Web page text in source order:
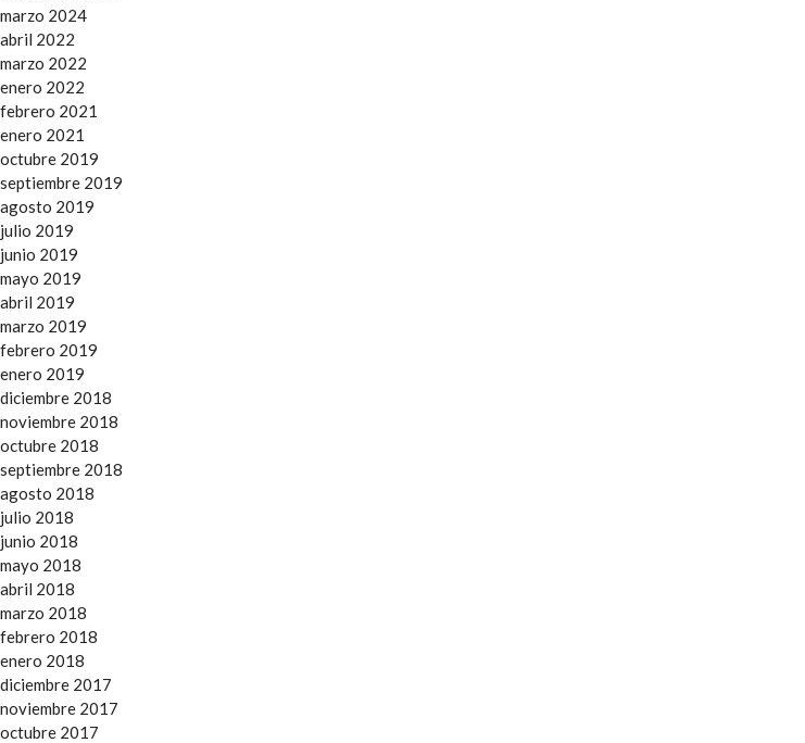
marzo 2024
abril 2022
marzo 2022
enero 2022
febrero 2021
enero 2021
octubre 2019
septiembre 2019
agosto 2019
julio 2019
junio 2019
mayo 2019
abril 2019
marzo 2019
febrero 2019
enero 2019
diciembre 2018
noviembre 2018
octubre 2018
septiembre 2018
agosto 2018
julio 2018
junio 2018
mayo 2018
abril 2018
marzo 2018
febrero 2018
enero 2018
diciembre 2017
noviembre 2017
octubre 2017